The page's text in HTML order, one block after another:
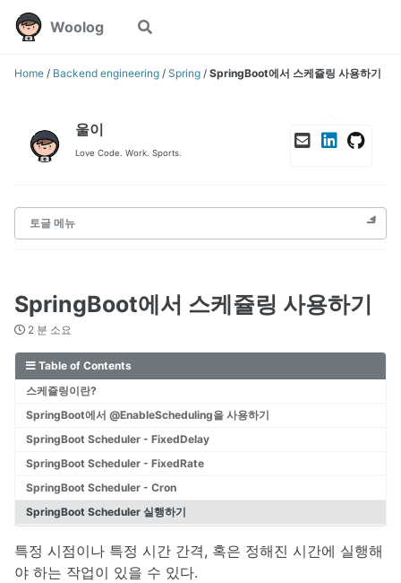
Skip
navigation
Skip
Skip
Woolog
Toggle
Home / Backend engineering / Spring / SpringBoot에서 스케쥴링 사용하기
울이
Love Code. Work. Sports.
토글 메뉴
SpringBoot에서 스케쥴링 사용하기
2 분 소요
Table of Contents
스케쥴링이란?
SpringBoot에서 @EnableScheduling을 사용하기
SpringBoot Scheduler - FixedDelay
SpringBoot Scheduler - FixedRate
SpringBoot Scheduler - Cron
SpringBoot Scheduler 실행하기
특정 시점이나 특정 시간 간격, 혹은 정해진 시간에 실행해
야 하는 작업이 있을 수 있다.